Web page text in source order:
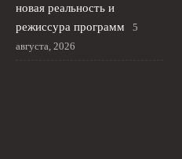
новая реальность и
режиссура программ
5
августа, 2026